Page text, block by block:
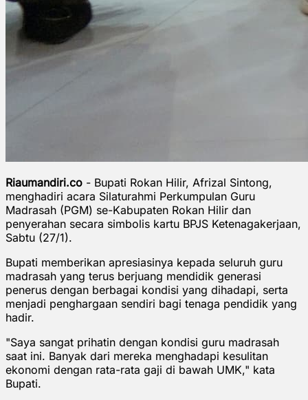
Riaumandiri.co - Bupati Rokan Hilir, Afrizal Sintong,
menghadiri acara Silaturahmi Perkumpulan Guru
Madrasah (PGM) se-Kabupaten Rokan Hilir dan
penyerahan secara simbolis kartu BPJS Ketenagakerjaan,
Sabtu (27/1).
Bupati memberikan apresiasinya kepada seluruh guru
madrasah yang terus berjuang mendidik generasi
penerus dengan berbagai kondisi yang dihadapi, serta
menjadi penghargaan sendiri bagi tenaga pendidik yang
hadir.
"Saya sangat prihatin dengan kondisi guru madrasah
saat ini. Banyak dari mereka menghadapi kesulitan
ekonomi dengan rata-rata gaji di bawah UMK," kata
Bupati.